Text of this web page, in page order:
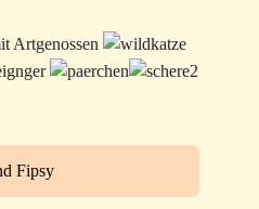
Fipsy